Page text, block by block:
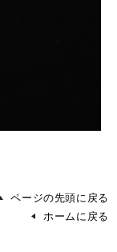
ページの先頭に戻る
ホームに戻る